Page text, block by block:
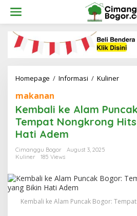
content
Homepage / Informasi / Kuliner
Puncak
Bogor:
Adem
makanan
Kembali ke Alam
Tempat Nongkrong
Hati Adem
Cimanggu Bogor
August 3, 2025
Kuliner
185 Views
Kembali ke Alam Puncak Bogor: